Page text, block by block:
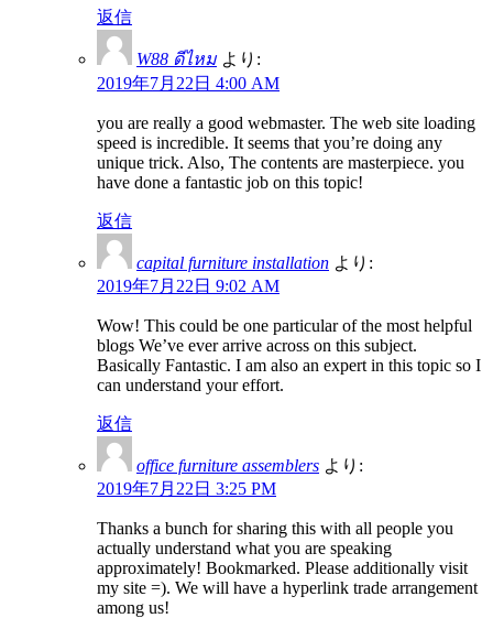
返信
W88 ดีไหม より:
2019年7月22日 4:00 AM
you are really a good webmaster. The web site loading
speed is incredible. It seems that you’re doing any
unique trick. Also, The contents are masterpiece. you
have done a fantastic job on this topic!
返信
capital furniture installation より:
2019年7月22日 9:02 AM
Wow! This could be one particular of the most helpful
blogs We’ve ever arrive across on this subject.
Basically Fantastic. I am also an expert in this topic so I
can understand your effort.
返信
office furniture assemblers より:
2019年7月22日 3:25 PM
Thanks a bunch for sharing this with all people you
actually understand what you are speaking
approximately! Bookmarked. Please additionally visit
my site =). We will have a hyperlink trade arrangement
among us!